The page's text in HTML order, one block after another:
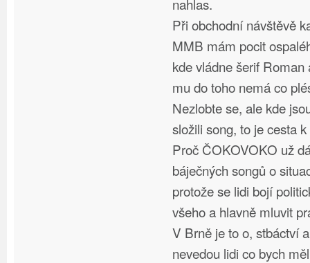
nahlas.
Při obchodní návštěvě
MMB mám pocit
kde vládne šerif
mu do toho nemá co
Nezlobte se, ale kde
složili song, to je cesta
Proč ČOKOVOKO už
báječných songů o
protože se lidi bojí
všeho a hlavně mluvit
V Brně je to o, stbáctví
nevedou lidi co bych